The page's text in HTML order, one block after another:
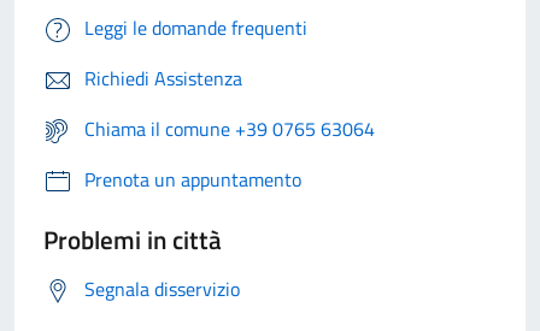
Leggi le domande frequenti
Richiedi Assistenza
Chiama il comune +39 0765 63064
Prenota un appuntamento
Problemi in città
Segnala disservizio